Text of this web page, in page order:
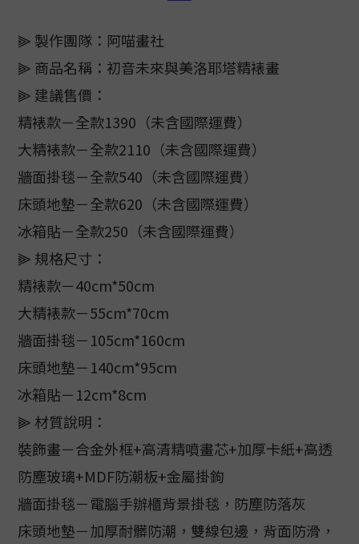
⫸ 製作團隊：阿喵畫社
⫸ 商品名稱：初音未來與美洛耶塔精裱畫
⫸ 建議售價：
精裱款－全款1390（未含國際運費）
大精裱款－全款2110（未含國際運費）
牆面掛毯－全款540（未含國際運費）
床頭地墊－全款620（未含國際運費）
冰箱貼－全款250（未含國際運費）
⫸ 規格尺寸：
精裱款－40cm*50cm
大精裱款－55cm*70cm
牆面掛毯－105cm*160cm
床頭地墊－140cm*95cm
冰箱貼－12cm*8cm
⫸ 材質說明：
裝飾畫－合金外框+高清精噴畫芯+加厚卡紙+高透
防塵玻璃+MDF防潮板+金屬掛鉤
牆面掛毯－電腦手辦櫃背景掛毯，防塵防落灰
床頭地墊－加厚耐髒防潮，雙線包邊，背面防滑，